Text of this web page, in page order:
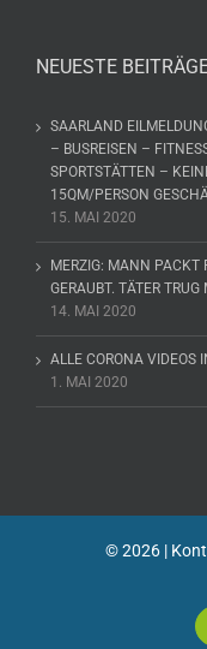
NEUESTE
SAARLAND
– BUSREISEN –
SPORTSTÄTTEN –
15QM/PERSON
15. MAI 2020
MERZIG: MANN PACKT
GERAUBT. TÄTER
14. MAI 2020
ALLE CORONA VIDEOS
1. MAI 2020
©2026 |